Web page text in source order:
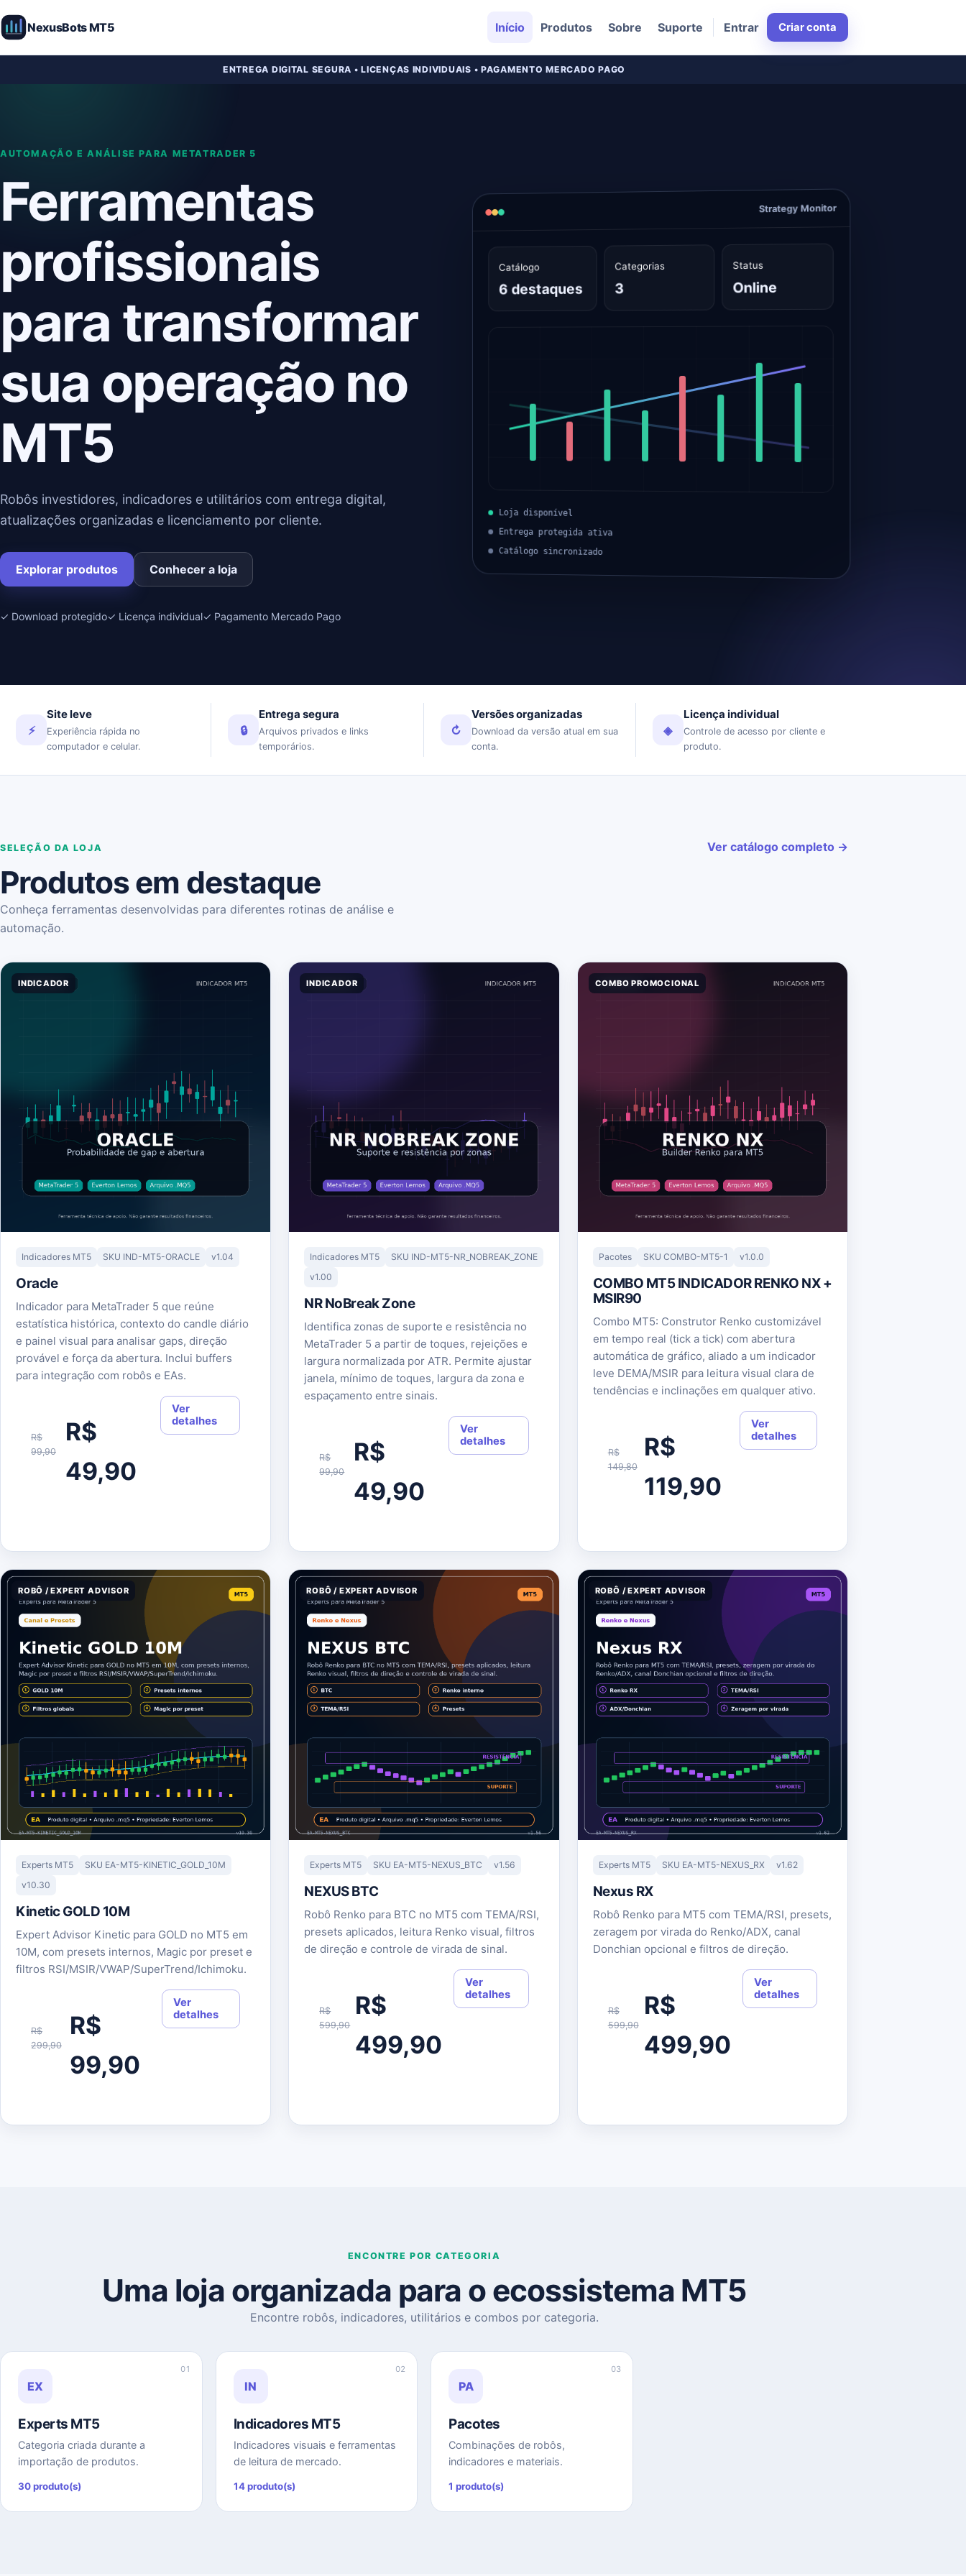
NexusBots MT5 Início Produtos Sobre Suporte Entrar Criar conta
ENTREGA DIGITAL SEGURA • LICENÇAS INDIVIDUAIS • PAGAMENTO MERCADO PAGO
AUTOMAÇÃO E ANÁLISE PARA METATRADER 5
Ferramentas
profissionais
para transformar
sua operação no
MT5
Robôs investidores, indicadores e utilitários com entrega digital,
atualizações organizadas e licenciamento por cliente.
Explorar produtos Conhecer a loja
✓ Download protegido✓ Licença individual✓ Pagamento Mercado Pago
Strategy Monitor
Catálogo
6 destaques
Categorias
3
Status
Online
Loja disponível
Entrega protegida ativa
Catálogo sincronizado
⚡
Site leve
Experiência rápida no
computador e celular.
🔒
Entrega segura
Arquivos privados e links
temporários.
↻
Versões organizadas
Download da versão atual em sua
conta.
◈
Licença individual
Controle de acesso por cliente e
produto.
SELEÇÃO DA LOJA
Produtos em destaque
Conheça ferramentas desenvolvidas para diferentes rotinas de análise e
automação.
Ver catálogo completo →
INDICADOR
Indicadores MT5 SKU IND-MT5-ORACLE v1.04
Oracle
Indicador para MetaTrader 5 que reúne
estatística histórica, contexto do candle diário
e painel visual para analisar gaps, direção
provável e força da abertura. Inclui buffers
para integração com robôs e EAs.
R$
99,90
R$
49,90
Ver
detalhes
INDICADOR
Indicadores MT5
SKU IND-MT5-NR_NOBREAK_ZONE
v1.00
NR NoBreak Zone
Identifica zonas de suporte e resistência no
MetaTrader 5 a partir de toques, rejeições e
largura normalizada por ATR. Permite ajustar
janela, mínimo de toques, largura da zona e
espaçamento entre sinais.
R$
99,90
R$
49,90
Ver
detalhes
COMBO PROMOCIONAL
Pacotes SKU COMBO-MT5-1 v1.0.0
COMBO MT5 INDICADOR RENKO NX +
MSIR90
Combo MT5: Construtor Renko customizável
em tempo real (tick a tick) com abertura
automática de gráfico, aliado a um indicador
leve DEMA/MSIR para leitura visual clara de
tendências e inclinações em qualquer ativo.
R$
149,80
R$
119,90
Ver
detalhes
ROBÔ / EXPERT ADVISOR
Experts MT5
SKU EA-MT5-KINETIC_GOLD_10M
v10.30
Kinetic GOLD 10M
Expert Advisor Kinetic para GOLD no MT5 em
10M, com presets internos, Magic por preset e
filtros RSI/MSIR/VWAP/SuperTrend/Ichimoku.
R$
299,90
R$
99,90
Ver
detalhes
ROBÔ / EXPERT ADVISOR
Experts MT5 SKU EA-MT5-NEXUS_BTC v1.56
NEXUS BTC
Robô Renko para BTC no MT5 com TEMA/RSI,
presets aplicados, leitura Renko visual, filtros
de direção e controle de virada de sinal.
R$
599,90
R$
499,90
Ver
detalhes
ROBÔ / EXPERT ADVISOR
Experts MT5 SKU EA-MT5-NEXUS_RX v1.62
Nexus RX
Robô Renko para MT5 com TEMA/RSI, presets,
zeragem por virada do Renko/ADX, canal
Donchian opcional e filtros de direção.
R$
599,90
R$
499,90
Ver
detalhes
ENCONTRE POR CATEGORIA
Uma loja organizada para o ecossistema MT5
Encontre robôs, indicadores, utilitários e combos por categoria.
01
EX
Experts MT5
Categoria criada durante a
importação de produtos.
30 produto(s)
02
IN
Indicadores MT5
Indicadores visuais e ferramentas
de leitura de mercado.
14 produto(s)
03
PA
Pacotes
Combinações de robôs,
indicadores e materiais.
1 produto(s)